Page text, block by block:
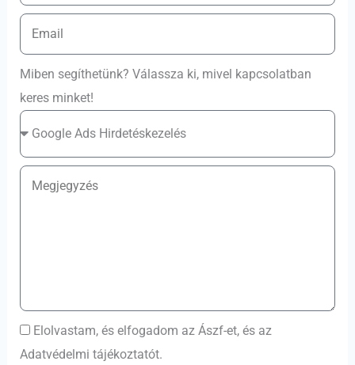
Miben segíthetünk? Válassza ki, mivel kapcsolatban
keres minket!
Elolvastam, és elfogadom az Ászf-et, és az
Adatvédelmi tájékoztatót.